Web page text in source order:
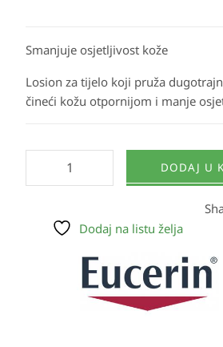
Smanjuje osjetljivost kože
Losion za tijelo koji pruža
čineći kožu otpornijom i manje
DODAJ U
Dodaj na listu želja